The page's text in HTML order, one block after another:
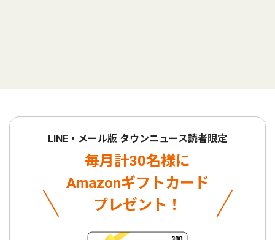
LINE・メール版 タウンニュース読者限定
毎月計30名様に
Amazonギフトカード
プレゼント！